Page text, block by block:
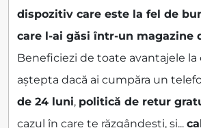
dispozitiv care este la fel de
care l-ai găsi într-un magazine
Beneficiezi de toate avantajele la
aștepta dacă ai cumpăra un
de 24 luni, politică de retur
cazul în care te răzgândești, și...